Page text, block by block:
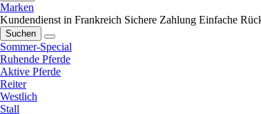
Marken
Kundendienst in Frankreich Sichere Zahlung Einfache
Suchen
Sommer-Special
Ruhende Pferde
Aktive Pferde
Reiter
Westlich
Stall